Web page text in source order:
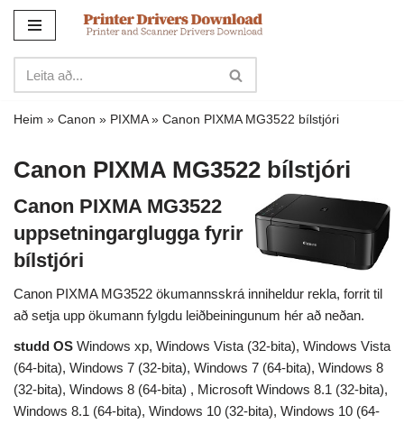
yfir
í
innihald
Heim » Canon » PIXMA» Canon PIXMA MG3522 bílstjóri
Canon PIXMA MG3522 bílstjóri
Canon PIXMA MG3522
uppsetningarglugga fyrir
bílstjóri
Canon PIXMA MG3522 ökumannsskrá inniheldur rekla, forrit til
að setja upp ökumann fylgdu leiðbeiningunum hér að neðan.
studd OS Windows xp, Windows Vista (32-bita), Windows Vista
(64-bita), Windows 7 (32-bita), Windows 7 (64-bita), Windows 8
(32-bita), Windows 8 (64-bita) , Microsoft Windows 8.1 (32-bita),
Windows 8.1 (64-bita), Windows 10 (32-bita), Windows 10 (64-